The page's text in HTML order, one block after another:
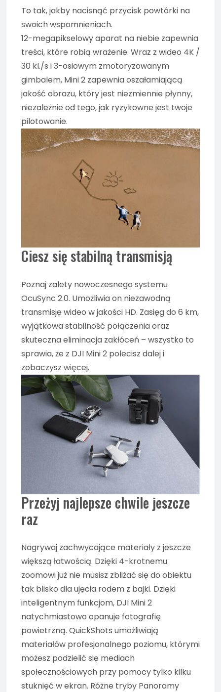
To tak, jakby nacisnąć przycisk powtórki na
swoich wspomnieniach.
12-megapikselowy aparat na niebie zapewnia
treści, które robią wrażenie. Wraz z wideo 4K /
30 kl./s i 3-osiowym zmotoryzowanym
gimbalem, Mini 2 zapewnia oszałamiającą
jakość obrazu, który jest niezmiennie płynny,
niezależnie od tego, jak ryzykowne jest twoje
pilotowanie.
Ciesz się stabilną transmisją
Poznaj zalety nowoczesnego systemu
OcuSync 2.0. Umożliwia on niezawodną
transmisję wideo w jakości HD. Zasięg do 6 km,
wyjątkowa stabilność połączenia oraz
skuteczna eliminacja zakłóceń – wszystko to
sprawia, że z DJI Mini 2 polecisz dalej i
zobaczysz więcej.
Przeżyj najlepsze chwile jeszcze
raz
Nagrywaj zachwycające materiały z jeszcze
większą łatwością. Dzięki 4-krotnemu
zoomowi już nie musisz zbliżać się do obiektu
tak blisko dla ujęcia rodem z bajki. Dzięki
inteligentnym funkcjom, DJI Mini 2
natychmiastowo opanuje fotografię
powietrzną. QuickShots umożliwiają
materiałów profesjonalnego poziomu, którymi
możesz podzielić się mediach
społecznościowych przy pomocy tylko kilku
stuknięć w ekran. Różne tryby Panoramy